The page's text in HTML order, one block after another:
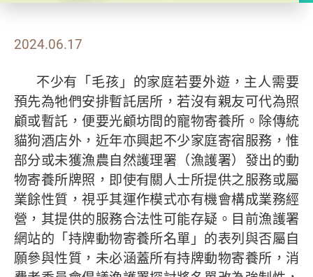
2024.06.17
不少有「毛孩」的家庭若要外遊，主人需要
預先為牠們安排暫託居所，若沒有親友可代為照
顧或暫託，便要光顧坊間的寵物寄養所。除傳統
貓狗酒店外，近年亦興起不少家庭寄宿服務，惟
部分或未獲漁農自然護理署（漁護署）發出的動
物寄養所牌照，即使有關人士所提供之服務或屬
業餘性質，視乎其運作模式亦有機會構成業務經
營，其提供的服務合法性可能存疑。目前漁護署
網站的「持牌動物寄養所名單」的表列與否屬自
願參與性質，未必涵蓋所有持牌動物寄養所，消